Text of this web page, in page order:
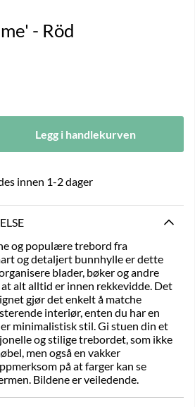
- Röd
Legg i handlekurven
innen 1-2 dager
og populære trebord fra
og detaljert bunnhylle er dette
blader, bøker og andre
alt alltid er innen rekkevidde. Det
gjør det enkelt å matche
interiør, enten du har en
minimalistisk stil. Gi stuen din et
og stilige trebordet, som ikke
men også en vakker
på at farger kan se
Bildene er veiledende.